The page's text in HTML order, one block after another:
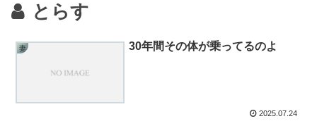
とらす
妻 30年間その体が乗ってるのよ
2025.07.24